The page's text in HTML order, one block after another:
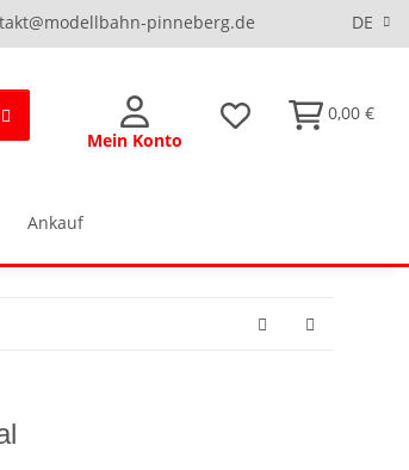
DE
pinneberg.de
Mein Konto
0,00 €
Ankauf